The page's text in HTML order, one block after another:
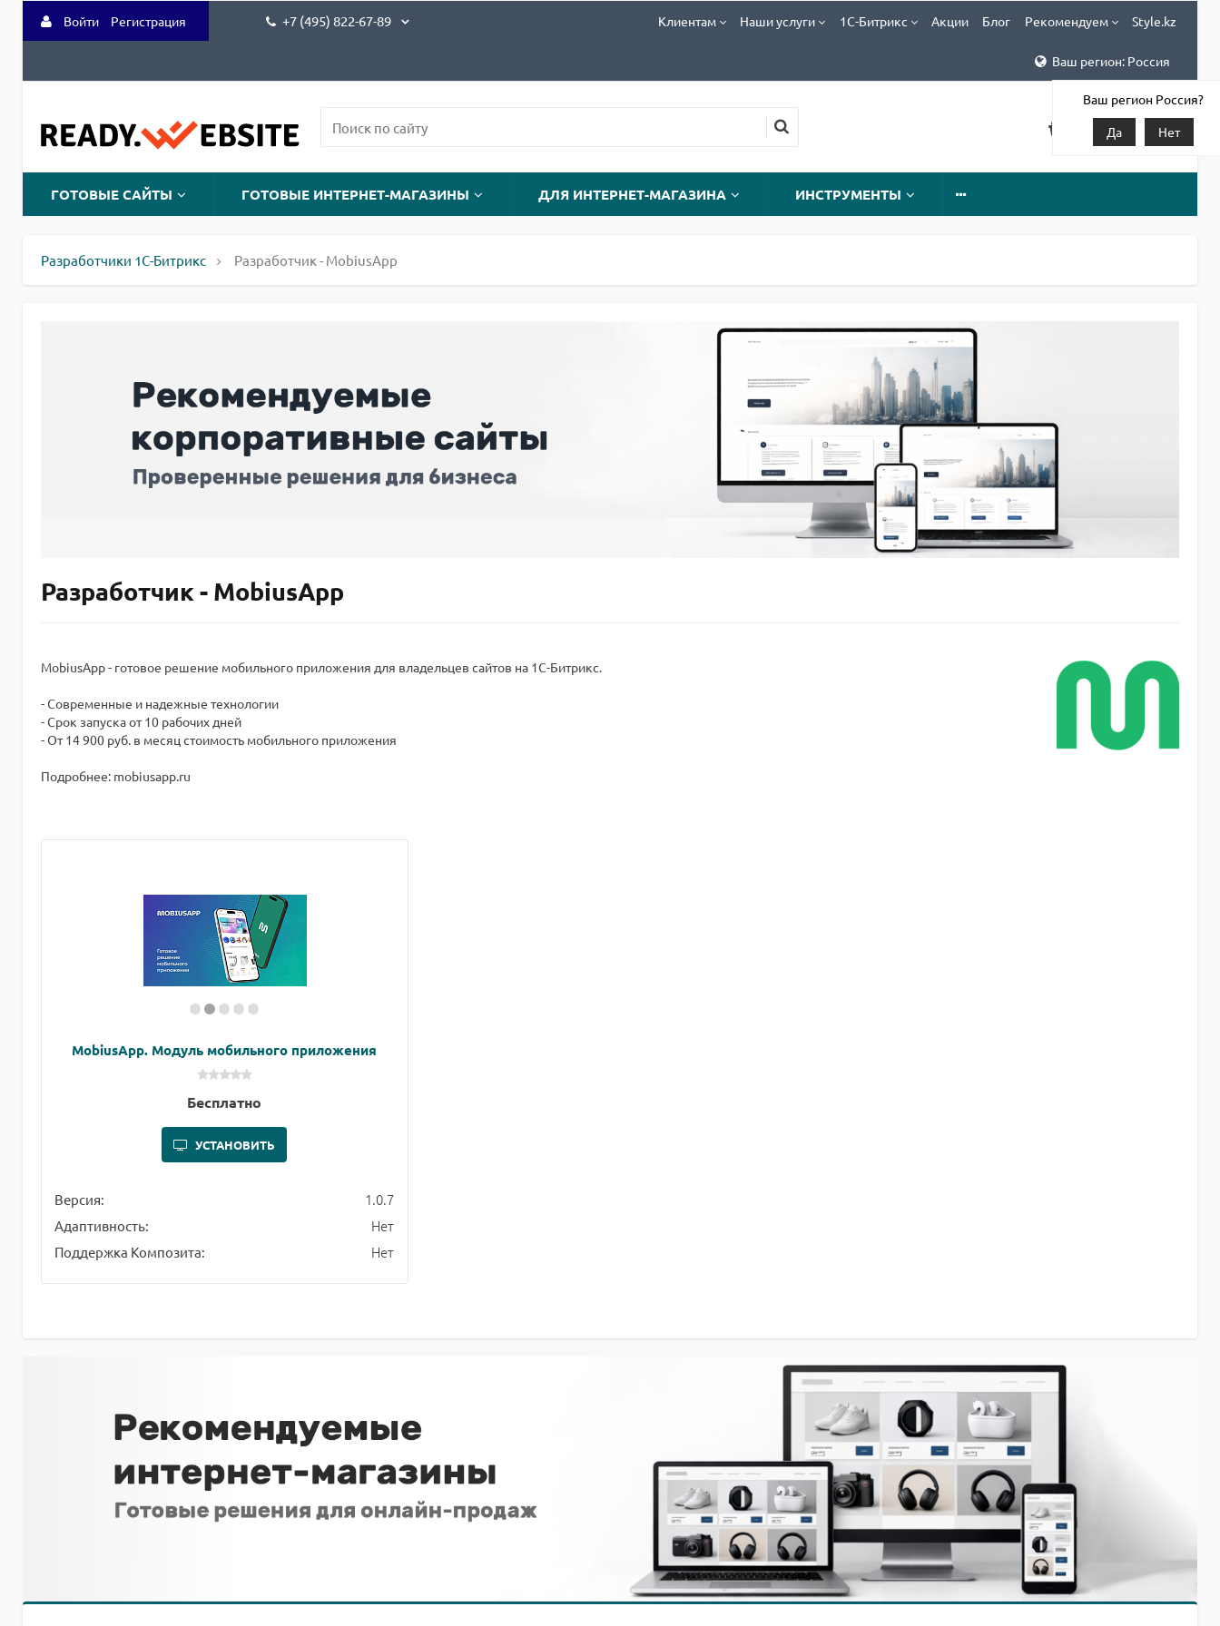
Войти Регистрация +7 (495) 822-67-89 Клиентам Наши услуги 1С-Битрикс Акции Блог Рекомендуем Style.kz
Ваш регион: Россия
Ваш регион Россия?
Да
Нет
ГОТОВЫЕ САЙТЫ ГОТОВЫЕ ИНТЕРНЕТ-МАГАЗИНЫ ДЛЯ ИНТЕРНЕТ-МАГАЗИНА ИНСТРУМЕНТЫ
Разработчики 1С-Битрикс Разработчик - MobiusApp
Разработчик - MobiusApp
MobiusApp - готовое решение мобильного приложения для владельцев сайтов на 1С-Битрикс.
- Современные и надежные технологии
- Срок запуска от 10 рабочих дней
- От 14 900 руб. в месяц стоимость мобильного приложения
Подробнее: mobiusapp.ru
MobiusApp. Модуль мобильного приложения
Бесплатно
УСТАНОВИТЬ
Версия: 1.0.7
Адаптивность: Нет
Поддержка Композита: Нет